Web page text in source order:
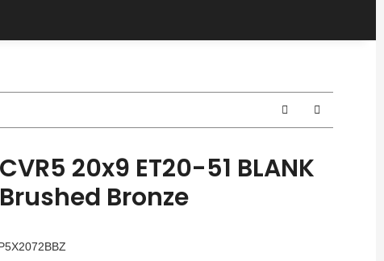
20x9 ET20-51 BLANK
Brushed Bronze